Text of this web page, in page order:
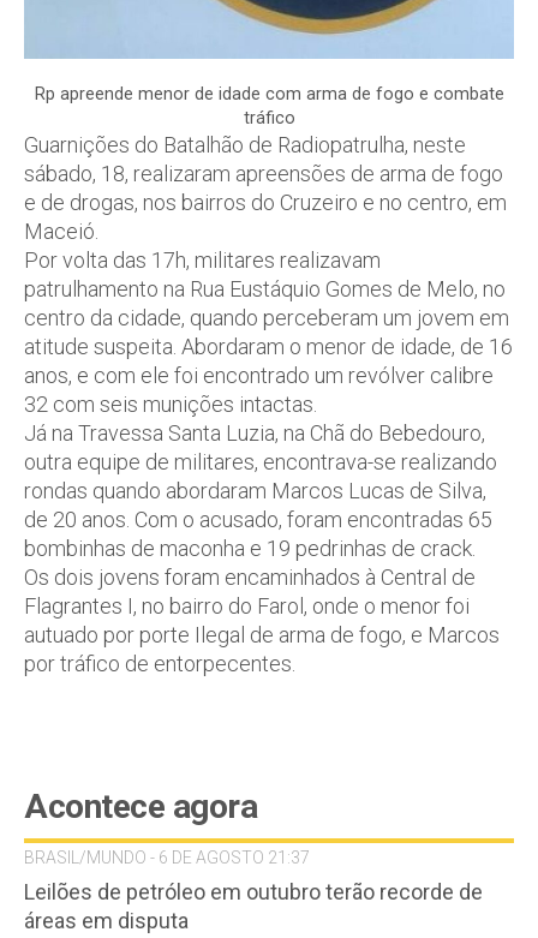
Rp apreende menor de idade com arma de fogo e combate
tráfico
Guarnições do Batalhão de Radiopatrulha, neste
sábado, 18, realizaram apreensões de arma de fogo
e de drogas, nos bairros do Cruzeiro e no centro, em
Maceió.
Por volta das 17h, militares realizavam
patrulhamento na Rua Eustáquio Gomes de Melo, no
centro da cidade, quando perceberam um jovem em
atitude suspeita. Abordaram o menor de idade, de 16
anos, e com ele foi encontrado um revólver calibre
32 com seis munições intactas.
Já na Travessa Santa Luzia, na Chã do Bebedouro,
outra equipe de militares, encontrava-se realizando
rondas quando abordaram Marcos Lucas de Silva,
de 20 anos. Com o acusado, foram encontradas 65
bombinhas de maconha e 19 pedrinhas de crack.
Os dois jovens foram encaminhados à Central de
Flagrantes I, no bairro do Farol, onde o menor foi
autuado por porte Ilegal de arma de fogo, e Marcos
por tráfico de entorpecentes.
Acontece agora
BRASIL/MUNDO - 6 DE AGOSTO 21:37
Leilões de petróleo em outubro terão recorde de
áreas em disputa